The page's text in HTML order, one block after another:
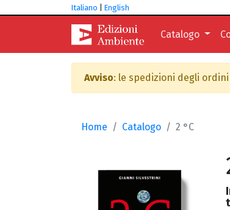
Italiano English
Catalogo
Avviso: le spedizioni degli
Home Catalogo 2 °C